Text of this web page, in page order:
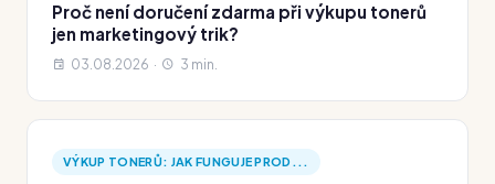
Proč není doručení zdarma při výkupu tonerů
jen marketingový trik?
03.08.2026 · 3 min.
VÝKUP TONERŮ: JAK FUNGUJE PROD...